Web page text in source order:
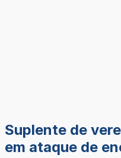
Suplente de
em ataque de